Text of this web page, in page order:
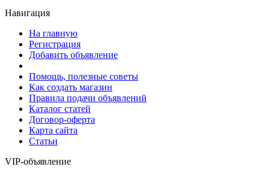
Навигация
На главную
Регистрация
Добавить объявление
Помощь, полезные советы
Как создать магазин
Правила подачи объявлений
Каталог статей
Договор-оферта
Карта сайта
Статьи
VIP-объявление